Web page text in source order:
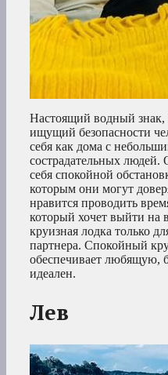
Настоящий водный
ищущий безопасности
себя как дома с
сострадательных
себя спокойной
которым они могут
нравится проводить
который хочет выйти на
круизная лодка только
партнера. Спокойный
обеспечивает любящую,
идеален.
Лев